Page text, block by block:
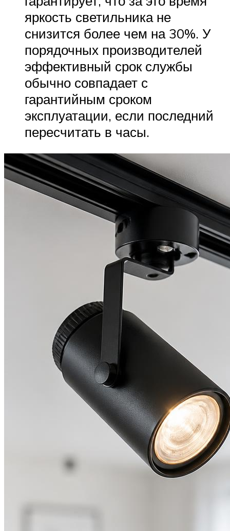
яркость светильника не
снизится более чем на 30%. У
порядочных производителей
эффективный срок службы
обычно совпадает с
гарантийным сроком
эксплуатации, если последний
пересчитать в часы.